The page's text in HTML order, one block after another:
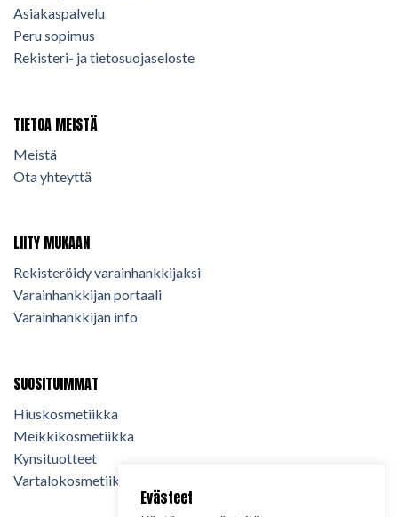
Asiakaspalvelu
Peru sopimus
Rekisteri- ja tietosuojaseloste
TIETOA MEISTÄ
Meistä
Ota yhteyttä
LIITY MUKAAN
Rekisteröidy varainhankkijaksi
Varainhankkijan portaali
Varainhankkijan info
SUOSITUIMMAT
Hiuskosmetiikka
Meikkikosmetiikka
Kynsituotteet
Vartalokosmetiikka
Evästeet